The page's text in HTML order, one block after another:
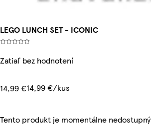
LEGO LUNCH SET - ICONIC
Zatiaľ bez hodnotení
14,99 €14,99 €/kus
Tento produkt je momentálne nedostupný